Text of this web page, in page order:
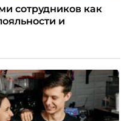
сотрудников как
и